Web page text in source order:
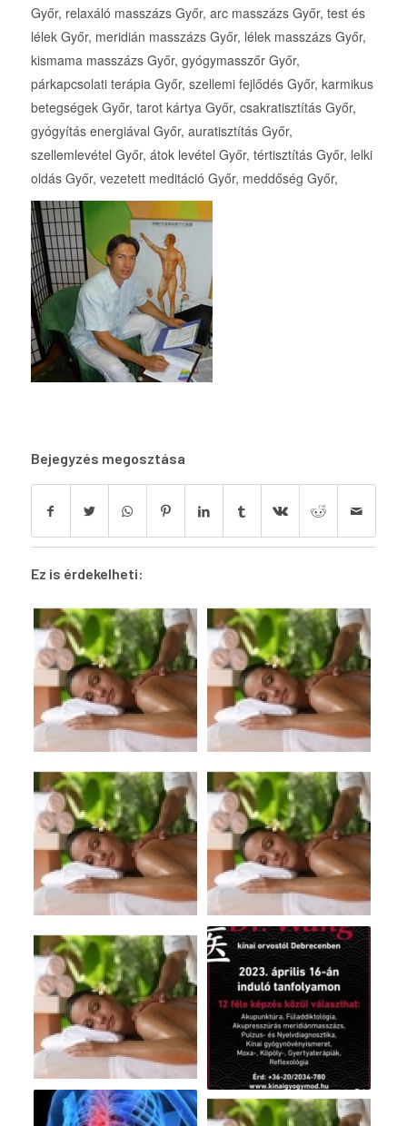
Győr, relaxáló masszázs Győr, arc masszázs Győr, test és
lélek Győr, meridián masszázs Győr, lélek masszázs Győr,
kismama masszázs Győr, gyógymasszőr Győr,
párkapcsolati terápia Győr, szellemi fejlődés Győr, karmikus
betegségek Győr, tarot kártya Győr, csakratisztítás Győr,
gyógyítás energiával Győr, auratisztítás Győr,
szellemlevétel Győr, átok levétel Győr, tértisztítás Győr, lelki
oldás Győr, vezetett meditáció Győr, meddőség Győr,
Bejegyzés megosztása
Ez is érdekelheti: